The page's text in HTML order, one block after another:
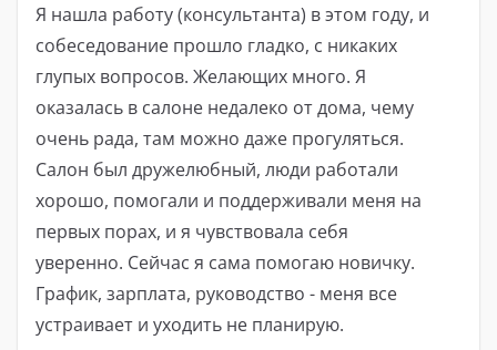
Я нашла работу (консультанта) в этом году, и
собеседование прошло гладко, с никаких
глупых вопросов. Желающих много. Я
оказалась в салоне недалеко от дома, чему
очень рада, там можно даже прогуляться.
Салон был дружелюбный, люди работали
хорошо, помогали и поддерживали меня на
первых порах, и я чувствовала себя
уверенно. Сейчас я сама помогаю новичку.
График, зарплата, руководство - меня все
устраивает и уходить не планирую.